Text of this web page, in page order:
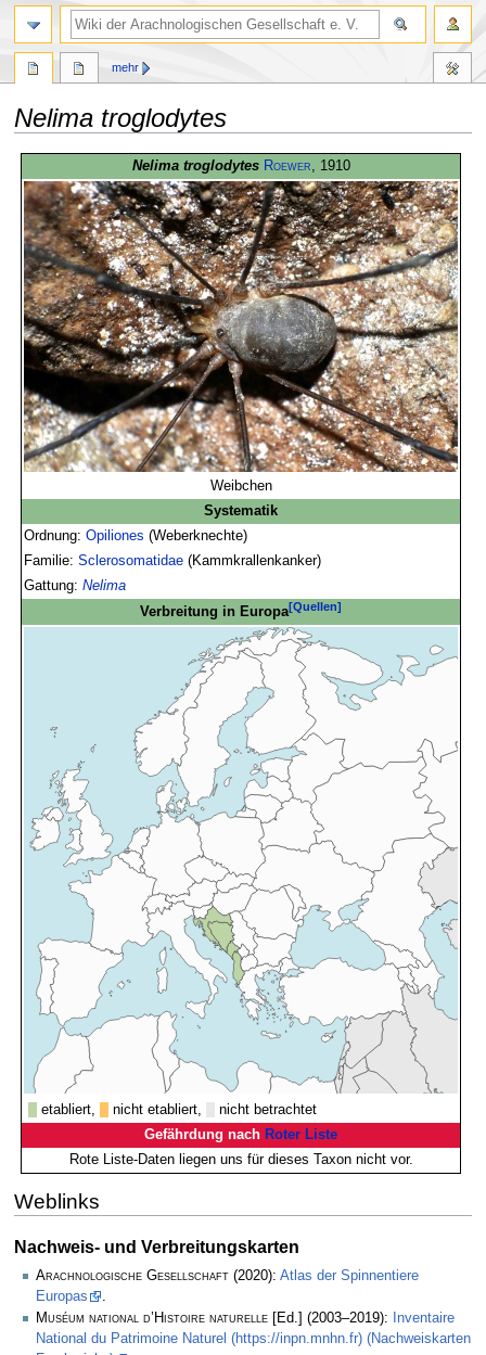
Nelima troglodytes
Navigation
springen
Suche
springen
Nelima troglodytes Roewer , 1910
Weibchen
Systematik
Ordnung:Opiliones (Weberknechte)
Familie:Sclerosomatidae (Kammkrallenkanker)
Gattung:Nelima
Verbreitung in Europa[Quellen]
etabliert, nicht etabliert,
nicht betrachtet
Gefährdung nach Roter Liste
Rote Liste-Daten liegen uns für dieses Taxon nicht vor.
Weblinks
Nachweis- und Verbreitungskarten
Arachnologische Gesellschaft (2020): Atlas der Spinnentiere
Europas
.
Muséum national d’Histoire naturelle [Ed.] (2003–2019):
Inventaire
National du Patrimoine Naturel (https://inpn.mnhn.fr) (Nachweiskarten
mehr